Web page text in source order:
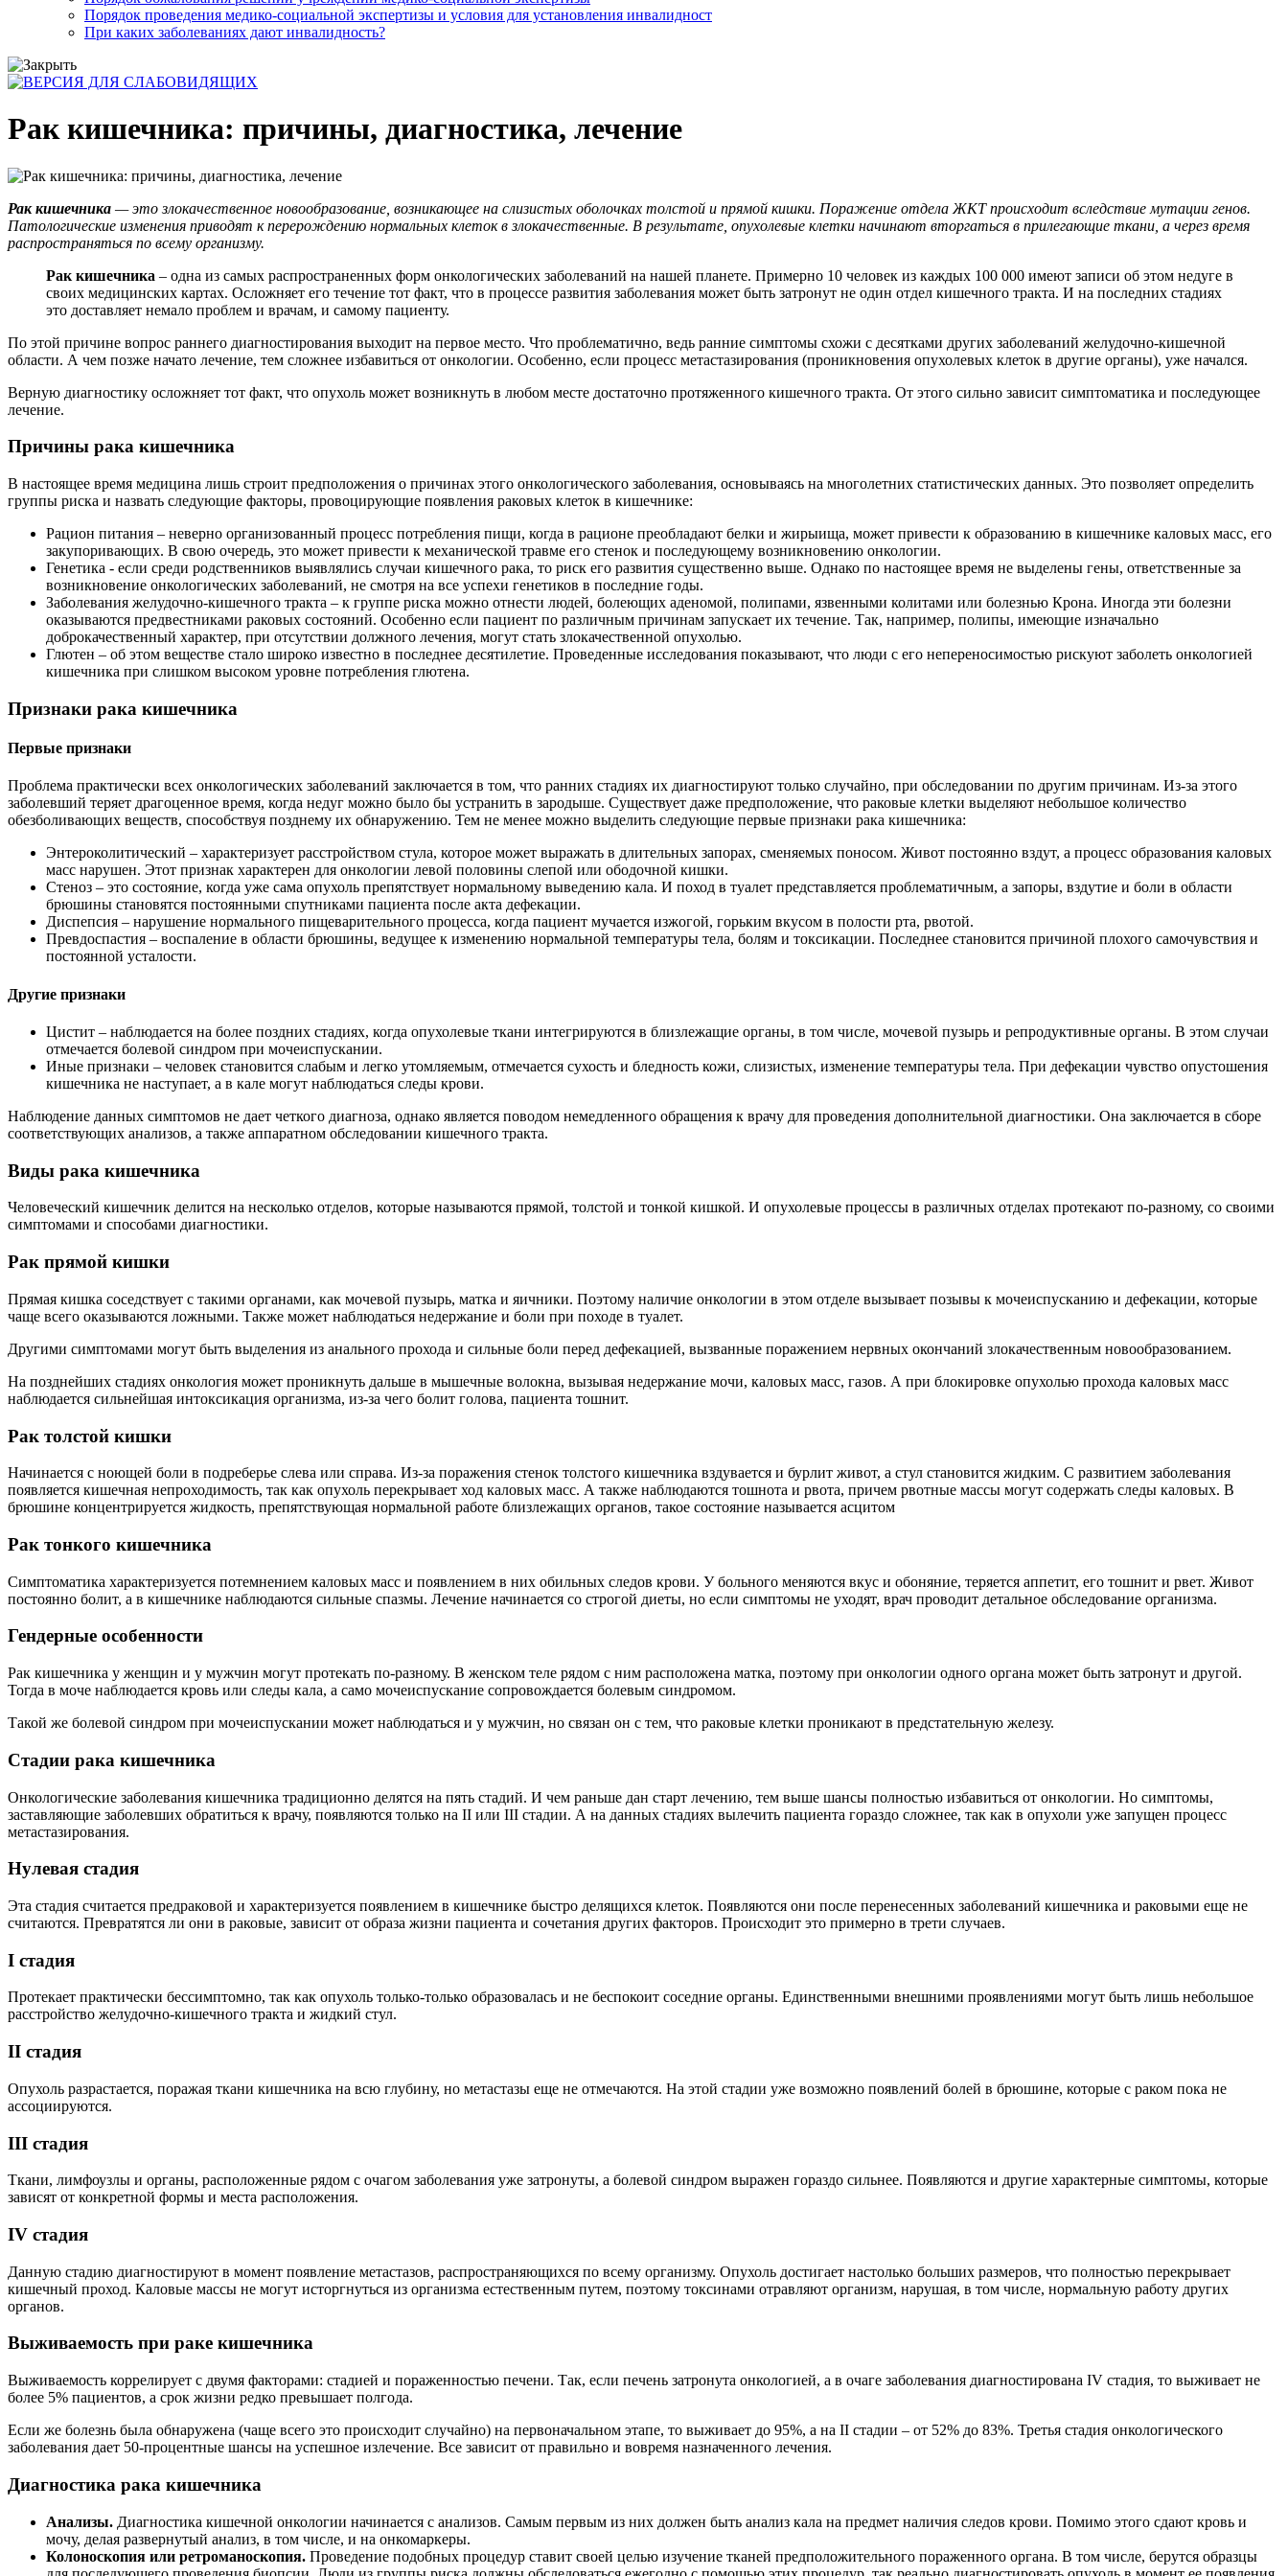
Порядок проведения медико-социальной экспертизы и условия для установления инвалидност
При каких заболеваниях дают инвалидность?
Рак кишечника: причины, диагностика, лечение
Рак кишечника — это злокачественное новообразование, возникающее на слизистых оболочках толстой и прямой кишки. Поражение отдела ЖКТ происходит вследствие мутации генов.
Патологические изменения приводят к перерождению нормальных клеток в злокачественные. В результате, опухолевые клетки начинают вторгаться в прилегающие ткани, а через время
распространяться по всему организму.
Рак кишечника – одна из самых распространенных форм онкологических заболеваний на нашей планете. Примерно 10 человек из каждых 100 000 имеют записи об этом недуге в
своих медицинских картах. Осложняет его течение тот факт, что в процессе развития заболевания может быть затронут не один отдел кишечного тракта. И на последних стадиях
это доставляет немало проблем и врачам, и самому пациенту.
По этой причине вопрос раннего диагностирования выходит на первое место. Что проблематично, ведь ранние симптомы схожи с десятками других заболеваний желудочно-кишечной
области. А чем позже начато лечение, тем сложнее избавиться от онкологии. Особенно, если процесс метастазирования (проникновения опухолевых клеток в другие органы), уже начался.
Верную диагностику осложняет тот факт, что опухоль может возникнуть в любом месте достаточно протяженного кишечного тракта. От этого сильно зависит симптоматика и последующее
лечение.
Причины рака кишечника
В настоящее время медицина лишь строит предположения о причинах этого онкологического заболевания, основываясь на многолетних статистических данных. Это позволяет определить
группы риска и назвать следующие факторы, провоцирующие появления раковых клеток в кишечнике:
Рацион питания – неверно организованный процесс потребления пищи, когда в рационе преобладают белки и жирыища, может привести к образованию в кишечнике каловых масс, его
закупоривающих. В свою очередь, это может привести к механической травме его стенок и последующему возникновению онкологии.
Генетика - если среди родственников выявлялись случаи кишечного рака, то риск его развития существенно выше. Однако по настоящее время не выделены гены, ответственные за
возникновение онкологических заболеваний, не смотря на все успехи генетиков в последние годы.
Заболевания желудочно-кишечного тракта – к группе риска можно отнести людей, болеющих аденомой, полипами, язвенными колитами или болезнью Крона. Иногда эти болезни
оказываются предвестниками раковых состояний. Особенно если пациент по различным причинам запускает их течение. Так, например, полипы, имеющие изначально
доброкачественный характер, при отсутствии должного лечения, могут стать злокачественной опухолью.
Глютен – об этом веществе стало широко известно в последнее десятилетие. Проведенные исследования показывают, что люди с его непереносимостью рискуют заболеть онкологией
кишечника при слишком высоком уровне потребления глютена.
Признаки рака кишечника
Первые признаки
Проблема практически всех онкологических заболеваний заключается в том, что ранних стадиях их диагностируют только случайно, при обследовании по другим причинам. Из-за этого
заболевший теряет драгоценное время, когда недуг можно было бы устранить в зародыше. Существует даже предположение, что раковые клетки выделяют небольшое количество
обезболивающих веществ, способствуя позднему их обнаружению. Тем не менее можно выделить следующие первые признаки рака кишечника:
Энтероколитический – характеризует расстройством стула, которое может выражать в длительных запорах, сменяемых поносом. Живот постоянно вздут, а процесс образования каловых
масс нарушен. Этот признак характерен для онкологии левой половины слепой или ободочной кишки.
Стеноз – это состояние, когда уже сама опухоль препятствует нормальному выведению кала. И поход в туалет представляется проблематичным, а запоры, вздутие и боли в области
брюшины становятся постоянными спутниками пациента после акта дефекации.
Диспепсия – нарушение нормального пищеварительного процесса, когда пациент мучается изжогой, горьким вкусом в полости рта, рвотой.
Превдоспастия – воспаление в области брюшины, ведущее к изменению нормальной температуры тела, болям и токсикации. Последнее становится причиной плохого самочувствия и
постоянной усталости.
Другие признаки
Цистит – наблюдается на более поздних стадиях, когда опухолевые ткани интегрируются в близлежащие органы, в том числе, мочевой пузырь и репродуктивные органы. В этом случаи
отмечается болевой синдром при мочеиспускании.
Иные признаки – человек становится слабым и легко утомляемым, отмечается сухость и бледность кожи, слизистых, изменение температуры тела. При дефекации чувство опустошения
кишечника не наступает, а в кале могут наблюдаться следы крови.
Наблюдение данных симптомов не дает четкого диагноза, однако является поводом немедленного обращения к врачу для проведения дополнительной диагностики. Она заключается в сборе
соответствующих анализов, а также аппаратном обследовании кишечного тракта.
Виды рака кишечника
Человеческий кишечник делится на несколько отделов, которые называются прямой, толстой и тонкой кишкой. И опухолевые процессы в различных отделах протекают по-разному, со своими
симптомами и способами диагностики.
Рак прямой кишки
Прямая кишка соседствует с такими органами, как мочевой пузырь, матка и яичники. Поэтому наличие онкологии в этом отделе вызывает позывы к мочеиспусканию и дефекации, которые
чаще всего оказываются ложными. Также может наблюдаться недержание и боли при походе в туалет.
Другими симптомами могут быть выделения из анального прохода и сильные боли перед дефекацией, вызванные поражением нервных окончаний злокачественным новообразованием.
На позднейших стадиях онкология может проникнуть дальше в мышечные волокна, вызывая недержание мочи, каловых масс, газов. А при блокировке опухолью прохода каловых масс
наблюдается сильнейшая интоксикация организма, из-за чего болит голова, пациента тошнит.
Рак толстой кишки
Начинается с ноющей боли в подреберье слева или справа. Из-за поражения стенок толстого кишечника вздувается и бурлит живот, а стул становится жидким. С развитием заболевания
появляется кишечная непроходимость, так как опухоль перекрывает ход каловых масс. А также наблюдаются тошнота и рвота, причем рвотные массы могут содержать следы каловых. В
брюшине концентрируется жидкость, препятствующая нормальной работе близлежащих органов, такое состояние называется асцитом
Рак тонкого кишечника
Симптоматика характеризуется потемнением каловых масс и появлением в них обильных следов крови. У больного меняются вкус и обоняние, теряется аппетит, его тошнит и рвет. Живот
постоянно болит, а в кишечнике наблюдаются сильные спазмы. Лечение начинается со строгой диеты, но если симптомы не уходят, врач проводит детальное обследование организма.
Гендерные особенности
Рак кишечника у женщин и у мужчин могут протекать по-разному. В женском теле рядом с ним расположена матка, поэтому при онкологии одного органа может быть затронут и другой.
Тогда в моче наблюдается кровь или следы кала, а само мочеиспускание сопровождается болевым синдромом.
Такой же болевой синдром при мочеиспускании может наблюдаться и у мужчин, но связан он с тем, что раковые клетки проникают в предстательную железу.
Стадии рака кишечника
Онкологические заболевания кишечника традиционно делятся на пять стадий. И чем раньше дан старт лечению, тем выше шансы полностью избавиться от онкологии. Но симптомы,
заставляющие заболевших обратиться к врачу, появляются только на II или III стадии. А на данных стадиях вылечить пациента гораздо сложнее, так как в опухоли уже запущен процесс
метастазирования.
Нулевая стадия
Эта стадия считается предраковой и характеризуется появлением в кишечнике быстро делящихся клеток. Появляются они после перенесенных заболеваний кишечника и раковыми еще не
считаются. Превратятся ли они в раковые, зависит от образа жизни пациента и сочетания других факторов. Происходит это примерно в трети случаев.
I стадия
Протекает практически бессимптомно, так как опухоль только-только образовалась и не беспокоит соседние органы. Единственными внешними проявлениями могут быть лишь небольшое
расстройство желудочно-кишечного тракта и жидкий стул.
II стадия
Опухоль разрастается, поражая ткани кишечника на всю глубину, но метастазы еще не отмечаются. На этой стадии уже возможно появлений болей в брюшине, которые с раком пока не
ассоциируются.
III стадия
Ткани, лимфоузлы и органы, расположенные рядом с очагом заболевания уже затронуты, а болевой синдром выражен гораздо сильнее. Появляются и другие характерные симптомы, которые
зависят от конкретной формы и места расположения.
IV стадия
Данную стадию диагностируют в момент появление метастазов, распространяющихся по всему организму. Опухоль достигает настолько больших размеров, что полностью перекрывает
кишечный проход. Каловые массы не могут исторгнуться из организма естественным путем, поэтому токсинами отравляют организм, нарушая, в том числе, нормальную работу других
органов.
Выживаемость при раке кишечника
Выживаемость коррелирует с двумя факторами: стадией и пораженностью печени. Так, если печень затронута онкологией, а в очаге заболевания диагностирована IV стадия, то выживает не
более 5% пациентов, а срок жизни редко превышает полгода.
Если же болезнь была обнаружена (чаще всего это происходит случайно) на первоначальном этапе, то выживает до 95%, а на II стадии – от 52% до 83%. Третья стадия онкологического
заболевания дает 50-процентные шансы на успешное излечение. Все зависит от правильно и вовремя назначенного лечения.
Диагностика рака кишечника
Анализы. Диагностика кишечной онкологии начинается с анализов. Самым первым из них должен быть анализ кала на предмет наличия следов крови. Помимо этого сдают кровь и
мочу, делая развернутый анализ, в том числе, и на онкомаркеры.
Колоноскопия или ретроманоскопия. Проведение подобных процедур ставит своей целью изучение тканей предположительного пораженного органа. В том числе, берутся образцы